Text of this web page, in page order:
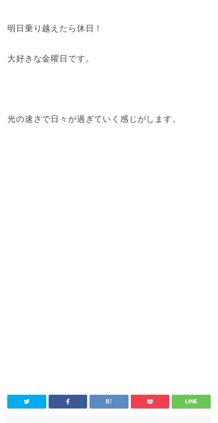
明日乗り越えたら休日！
大好きな金曜日です。
光の速さで日々が過ぎていく感じがします。